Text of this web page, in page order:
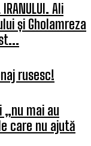
IRANULUI. Ali
și Gholamreza
rusesc!
„nu mai au
care nu ajută